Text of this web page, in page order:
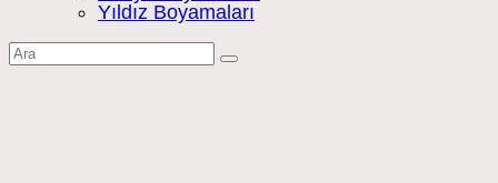
Yıldız Boyamaları